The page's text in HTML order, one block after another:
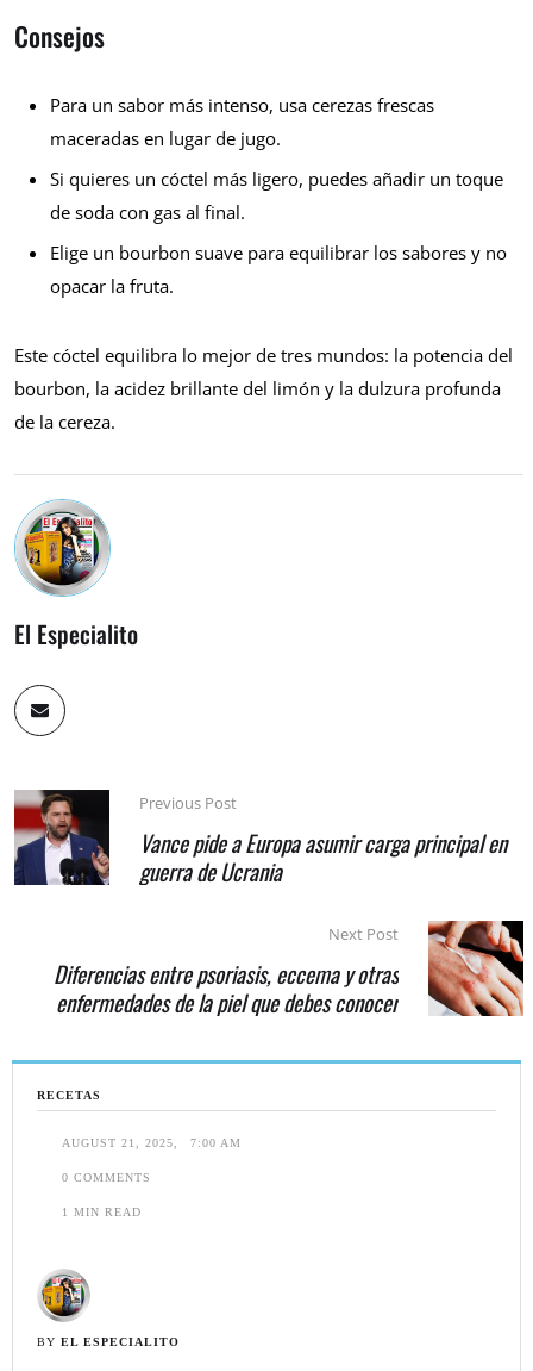
RECETAS
AUGUST 21, 2025 7:00 AM
0 COMMENTS
1 MIN READ
BY EL ESPECIALITO
Consejos
Para un sabor más intenso, usa cerezas frescas
maceradas en lugar de jugo.
Si quieres un cóctel más ligero, puedes añadir un toque
de soda con gas al final.
Elige un bourbon suave para equilibrar los sabores y no
opacar la fruta.
Este cóctel equilibra lo mejor de tres mundos: la potencia del
bourbon, la acidez brillante del limón y la dulzura profunda
de la cereza.
El Especialito
Previous Post
Vance pide a Europa asumir carga principal en
guerra de Ucrania
Next Post
Diferencias entre psoriasis, eccema y otras
enfermedades de la piel que debes conocer